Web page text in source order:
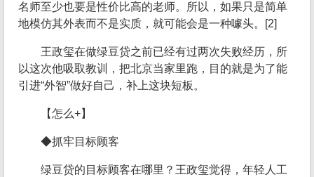
名师至少也要是性价比高的老师。所以，如果只是简单
地模仿其外表而不是实质，就可能会是一种噱头。[2]
王政玺在做绿豆贷之前已经有过两次失败经历，所
以这次他吸取教训，把北京当家里跑，目的就是为了能
引进“外智”做好自己，补上这块短板。
【怎么+】
◆抓牢目标顾客
绿豆贷的目标顾客在哪里？王政玺觉得，年轻人工